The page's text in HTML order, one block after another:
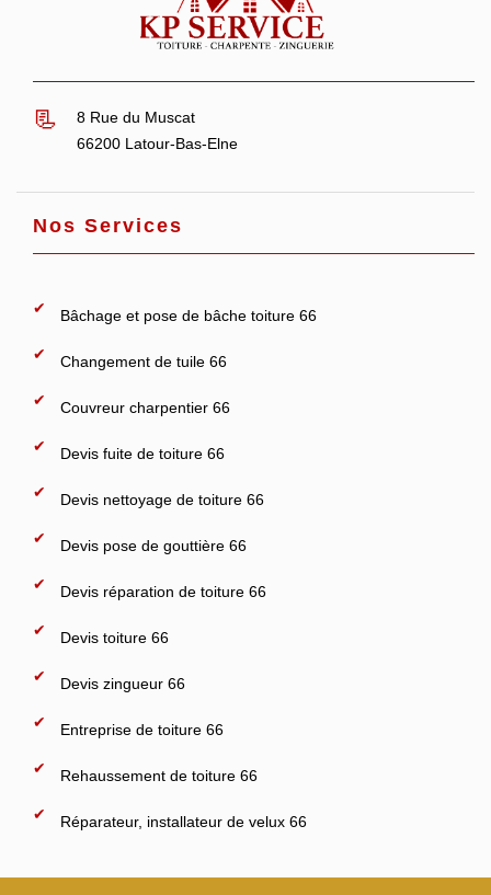
8 Rue du Muscat
66200 Latour-Bas-Elne
Nos Services
Bâchage et pose de bâche toiture 66
Changement de tuile 66
Couvreur charpentier 66
Devis fuite de toiture 66
Devis nettoyage de toiture 66
Devis pose de gouttière 66
Devis réparation de toiture 66
Devis toiture 66
Devis zingueur 66
Entreprise de toiture 66
Rehaussement de toiture 66
Réparateur, installateur de velux 66